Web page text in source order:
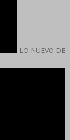
LO NUEVO DE